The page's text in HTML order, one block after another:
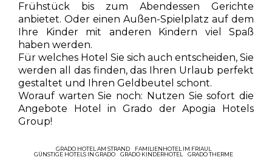
Frühstück bis zum Abendessen Gerichte
anbietet. Oder einen Außen-Spielplatz auf dem
Ihre Kinder mit anderen Kindern viel Spaß
haben werden.
Für welches Hotel Sie sich auch entscheiden, Sie
werden all das finden, das Ihren Urlaub perfekt
gestaltet und Ihren Geldbeutel schont.
Worauf warten Sie noch: Nutzen Sie sofort die
Angebote Hotel in Grado der Apogia Hotels
Group!
GRADO HOTEL AM STRAND
FAMILIENHOTEL IM FRIAUL
GÜNSTIGE HOTELS IN GRADO
GRADO KINDERHOTEL GRADO THERME